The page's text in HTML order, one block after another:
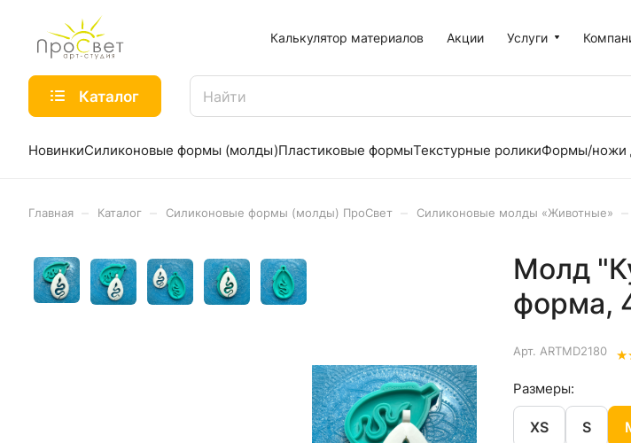
Калькулятор материалов Акции Услуги
Каталог
НовинкиСиликоновые формы (молды)Пластиковые формыТекстурные роликиФормы/ножи
Главная Каталог Силиконовые формы (молды) ПроСвет Силиконовые молды «Животные»
Молд
форма,
Арт. ARTMD2180 ★
Размеры:
XS S